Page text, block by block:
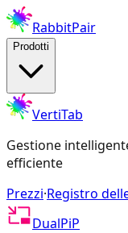
RabbitPair
Prodotti
VertiTab
Gestione
efficiente
Prezzi·Registro
DualPiP